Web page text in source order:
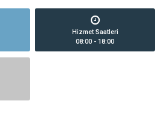
Hizmet Saatleri
08:00 - 18:00